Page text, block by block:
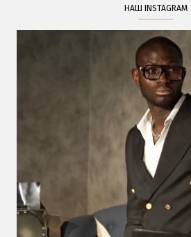
НАШ INSTAGRAM